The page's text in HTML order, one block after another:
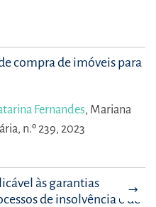
compra de imóveis para
Fernandes, Mariana
n.º 239, 2023
às garantias
de insolvência e de